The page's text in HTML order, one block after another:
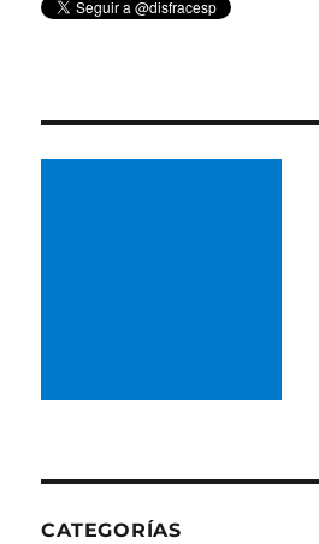
CATEGORÍAS